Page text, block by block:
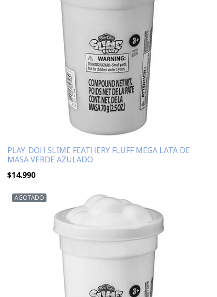
PLAY-DOH SLIME FEATHERY FLUFF MEGA LATA DE
MASA VERDE AZULADO
$14.990
AGOTADO